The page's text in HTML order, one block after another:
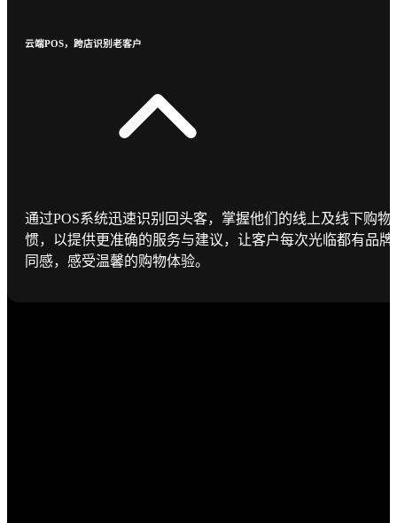
云端POS，跨店识别老客户
通过POS系统迅速识别回头客，掌握他们的线上及线下购物
惯，以提供更准确的服务与建议，让客户每次光临都有品牌
同感，感受温馨的购物体验。